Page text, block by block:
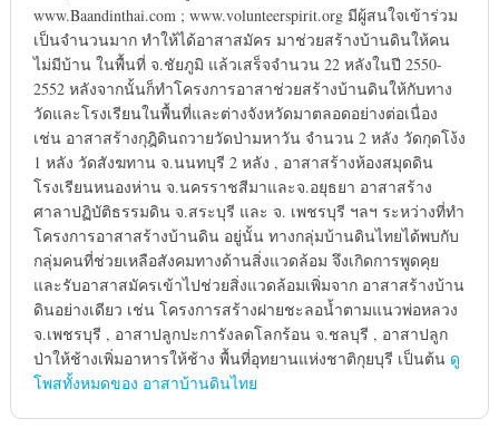
www.Baandinthai.com ; www.volunteerspirit.org มีผู้สนใจเข้าร่วม
เป็นจำนวนมาก ทำให้ได้อาสาสมัคร มาช่วยสร้างบ้านดินให้คน
ไม่มีบ้าน ในพื้นที่ จ.ชัยภูมิ แล้วเสร็จจำนวน 22 หลังในปี 2550-
2552 หลังจากนั้นก็ทำโครงการอาสาช่วยสร้างบ้านดินให้กับทาง
วัดและโรงเรียนในพื้นที่และต่างจังหวัดมาตลอดอย่างต่อเนื่อง
เช่น อาสาสร้างกุฎิดินถวายวัดป่ามหาวัน จำนวน 2 หลัง วัดกุดโง้ง
1 หลัง วัดสังฆทาน จ.นนทบุรี 2 หลัง , อาสาสร้างห้องสมุดดิน
โรงเรียนหนองห่าน จ.นครราชสีมาและจ.อยุธยา อาสาสร้าง
ศาลาปฏิบัติธรรมดิน จ.สระบุรี และ จ. เพชรบุรี ฯลฯ ระหว่างที่ทำ
โครงการอาสาสร้างบ้านดิน อยู่นั้น ทางกลุ่มบ้านดินไทยได้พบกับ
กลุ่มคนที่ช่วยเหลือสังคมทางด้านสิ่งแวดล้อม จึงเกิดการพูดคุย
และรับอาสาสมัครเข้าไปช่วยสิ่งแวดล้อมเพิ่มจาก อาสาสร้างบ้าน
ดินอย่างเดียว เช่น โครงการสร้างฝายชะลอน้ำตามแนวพ่อหลวง
จ.เพชรบุรี , อาสาปลูกปะการังลดโลกร้อน จ.ชลบุรี , อาสาปลูก
ป่าให้ช้างเพิ่มอาหารให้ช้าง พื้นที่อุทยานแห่งชาติกุยบุรี เป็นต้น ดู
โพสทั้งหมดของ อาสาบ้านดินไทย